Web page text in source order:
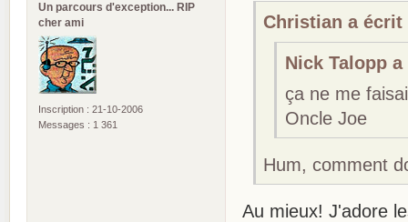
Un parcours d'exception... RIP
cher ami
Inscription : 21-10-2006
Messages : 1 361
Christian a écrit
Nick Talopp
ça ne me
Oncle Joe
Hum, comment
Au mieux! J'adore